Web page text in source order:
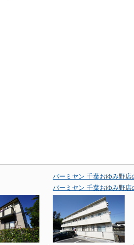
バーミヤン 千葉おゆみ野
バーミヤン 千葉おゆみ野